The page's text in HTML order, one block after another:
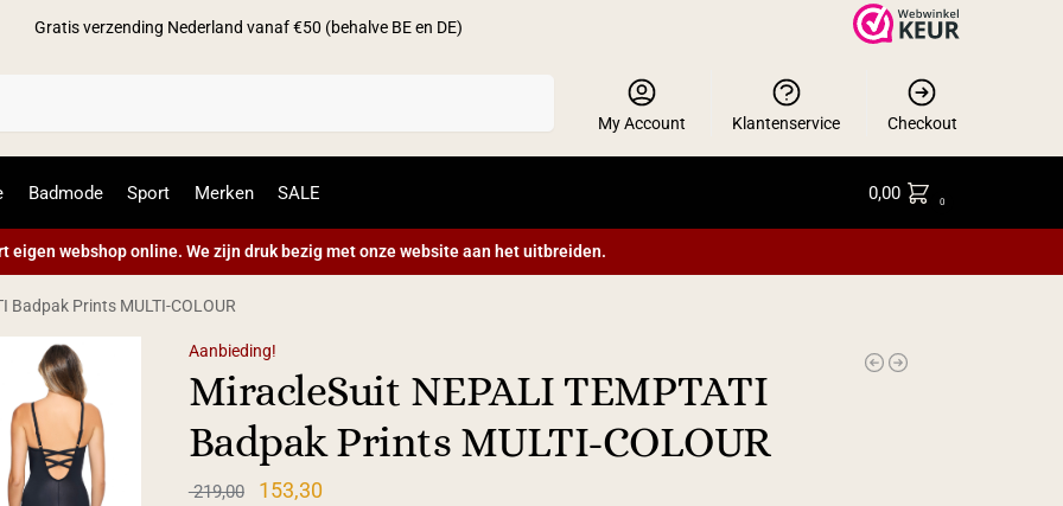
Gratis verzending Nederland vanaf €50 (behalve BE en DE)
My Account Klantenservice Checkout
Badmode Sport Merken SALE 0,00 0
eigen webshop online. We zijn druk bezig met onze website aan het uitbreiden.
Badpak Prints MULTI-COLOUR
Aanbieding!
MiracleSuit NEPALI TEMPTATI
Badpak Prints MULTI-COLOUR
219,00 153,30